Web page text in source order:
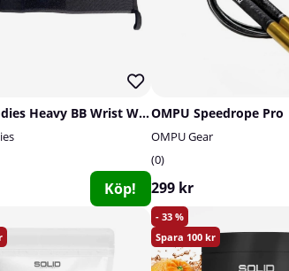
Better Bodies Heavy BB Wrist Wraps 18 inch, black
Köp!
OMPU Speedrope Pro
OMPU Gear
0
299 kr
33
100